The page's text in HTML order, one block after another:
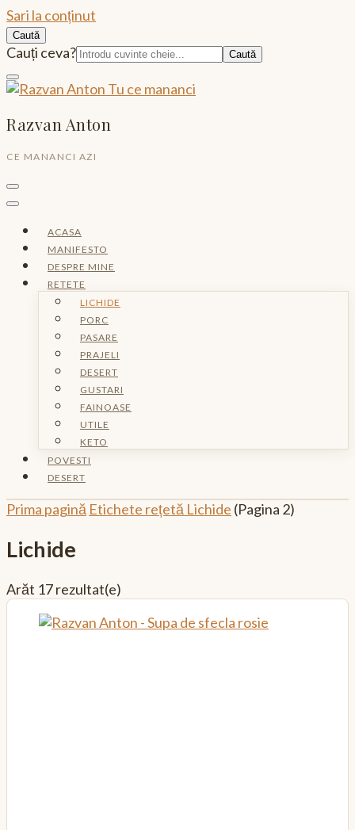
Sari la conținut
Caută
Caută:
Cauți ceva?
Razvan Anton
CE MANANCI AZI
ACASA
MANIFESTO
DESPRE MINE
RETETE
LICHIDE
PORC
PASARE
PRAJELI
DESERT
GUSTARI
FAINOASE
UTILE
KETO
POVESTI
DESERT
Prima pagină Etichete rețetă Lichide (Pagina 2)
Lichide
Arăt 17 rezultat(e)